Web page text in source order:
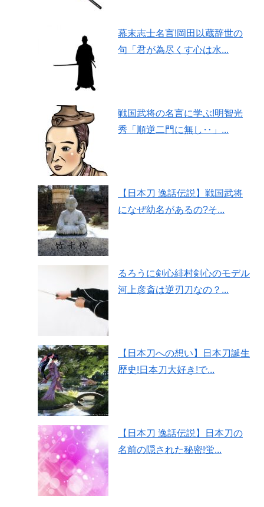
幕末志士名言!岡田以蔵辞世の
句「君が為尽くす心は水...
戦国武将の名言に学ぶ!明智光
秀「順逆二門に無し‥」...
【日本刀 逸話伝説】戦国武将
になぜ幼名があるの?そ...
るろうに剣心緋村剣心のモデル
河上彦斎は逆刃刀なの？...
【日本刀への想い】日本刀誕生
歴史!日本刀大好き!で...
【日本刀 逸話伝説】日本刀の
名前の隠された秘密!蛍...